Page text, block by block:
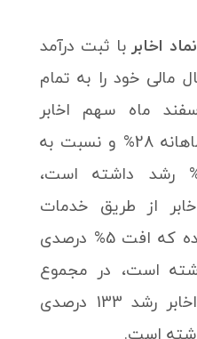
اخابربا ثبت درآمد
سال مالی خود را به تمام
ماه سهم اخابر
نسبت به ماه متوسط ماهانه 28% و نسبت به
مشابه نیز 53% رشد داشته است،
از طریق خدمات
مخابراتی دیتا تامین شده که افت 5% درصدی
است، در مجموع
عملکرد 12 ماهه سهم اخابر رشد 133 درصدی